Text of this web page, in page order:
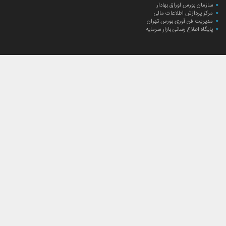
سازمان بورس اوراق بهادار
مرکز پردازش اطلاعات مالی
مدیریت فن آوری بورس تهران
پایگاه اطلاع رسانی بازار سرمایه
ارتباط با صندوق